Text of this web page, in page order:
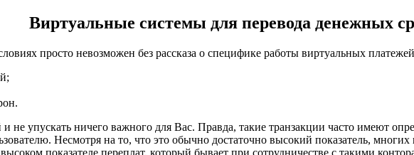
Виртуальные системы для перевода денежных
просто невозможен без рассказа о специфике работы виртуальных
не упускать ничего важного для Вас. Правда, такие транзакции часто имеют
Несмотря на то, что это обычно достаточно высокий показатель,